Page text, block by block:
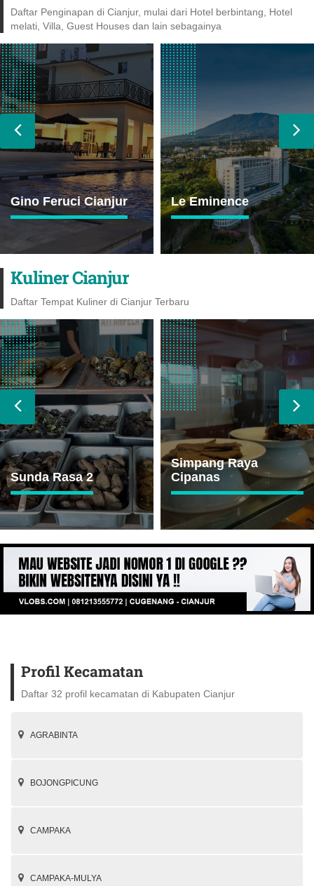
Daftar Penginapan di Cianjur, mulai dari Hotel berbintang, Hotel
melati, Villa, Guest Houses dan lain sebagainya
Le Eminence Cianjur Guesthouse
Kuliner Cianjur
Daftar Tempat Kuliner di Cianjur Terbaru
Simpang Raya
Cipanas
Ikan Bakar Cianjur
Profil Kecamatan
Daftar 32 profil kecamatan di Kabupaten Cianjur
AGRABINTA
BOJONGPICUNG
CAMPAKA
CAMPAKA-MULYA